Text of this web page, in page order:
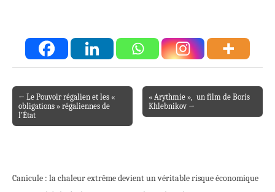
Post navigation
← Le Pouvoir régalien et les «
obligations » régaliennes de
l’État
« Arythmie », un film de Boris
Khlebnikov →
Canicule : la chaleur extrême devient un véritable risque économique